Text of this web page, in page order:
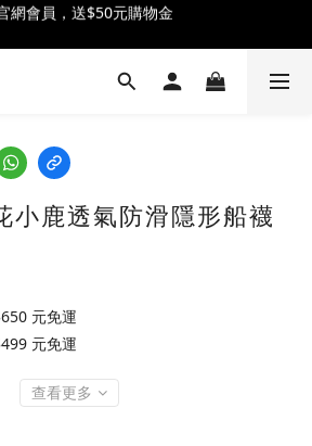
$2500 贈 ♡ 冰淇淋提霸杯 ♡
$2500 贈 ♡ 冰淇淋提霸杯 ♡
小鹿透氣防滑隱形船襪
元免運
元免運
查看更多